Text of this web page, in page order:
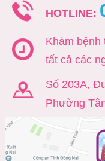
HOTLINE:
Khám bệnh
tất cả các
Số 203A,
Phường